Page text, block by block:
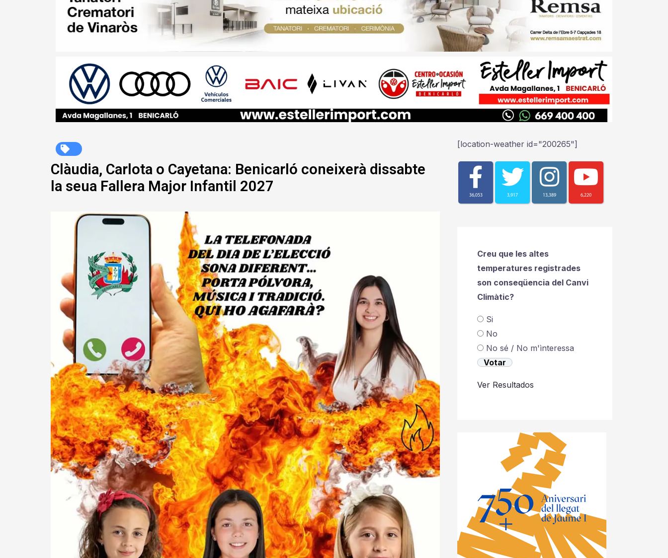
Clàudia, Carlota o Cayetana: Benicarló coneixerà dissabte
la seua Fallera Major Infantil 2027
[location-weather id="200265"]
36,053 3,917 13,389 6,220
Creu que les altes
temperatures registrades
son conseqüencia del Canvi
Climàtic?
Si
No
No sé / No m'ìnteressa
Ver Resultados